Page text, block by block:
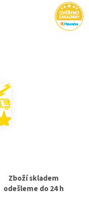
Zboží skladem
odešleme do 24 h